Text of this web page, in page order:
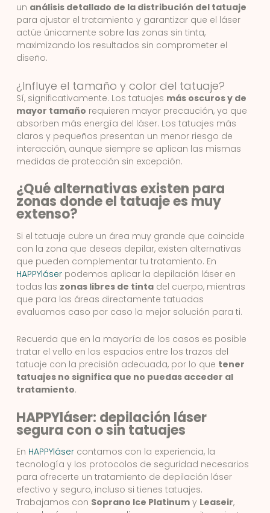
un análisis detallado de la distribución del tatuaje
para ajustar el tratamiento y garantizar que el láser
actúe únicamente sobre las zonas sin tinta,
maximizando los resultados sin comprometer el
diseño.
¿Influye el tamaño y color del tatuaje?
Sí, significativamente. Los tatuajes más oscuros y de
mayor tamaño requieren mayor precaución, ya que
absorben más energía del láser. Los tatuajes más
claros y pequeños presentan un menor riesgo de
interacción, aunque siempre se aplican las mismas
medidas de protección sin excepción.
¿Qué alternativas existen para
zonas donde el tatuaje es muy
extenso?
Si el tatuaje cubre un área muy grande que coincide
con la zona que deseas depilar, existen alternativas
que pueden complementar tu tratamiento. En
HAPPYláserpodemos aplicar la depilación láser en
todas las zonas libres de tintadel cuerpo, mientras
que para las áreas directamente tatuadas
evaluamos caso por caso la mejor solución para ti.
Recuerda que en la mayoría de los casos es posible
tratar el vello en los espacios entre los trazos del
tatuaje con la precisión adecuada, por lo que tener
tatuajes no significa que no puedas acceder al
tratamiento.
HAPPYláser: depilación láser
segura con o sin tatuajes
En HAPPYlásercontamos con la experiencia, la
tecnología y los protocolos de seguridad necesarios
para ofrecerte un tratamiento de depilación láser
efectivo y seguro, incluso si tienes tatuajes.
Trabajamos con Soprano Ice Platinumy Leaseir,